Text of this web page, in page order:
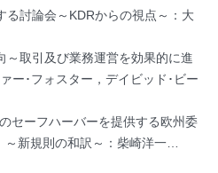
る討論会～KDRからの視点～：大
～取引及び業務運営を効果的に進
ー･フォスター，デイビッド･ビー
セーフハーバーを提供する欧州委
新規則の和訳～：柴崎洋一…